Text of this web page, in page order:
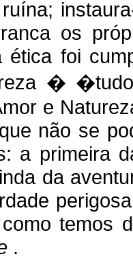
os
ética foi
�
e
não se
a primeira
da
temos
.